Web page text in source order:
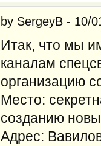
by SergeyB - 10/
Итак, что мы
каналам
организацию
Место:
созданию
Адрес: